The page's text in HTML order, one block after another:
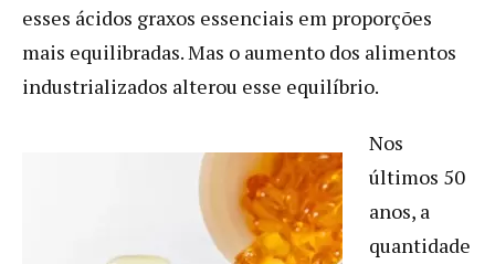
esses ácidos graxos essenciais em proporções
mais equilibradas. Mas o aumento dos alimentos
industrializados alterou esse equilíbrio.
Nos
últimos 50
anos, a
quantidade